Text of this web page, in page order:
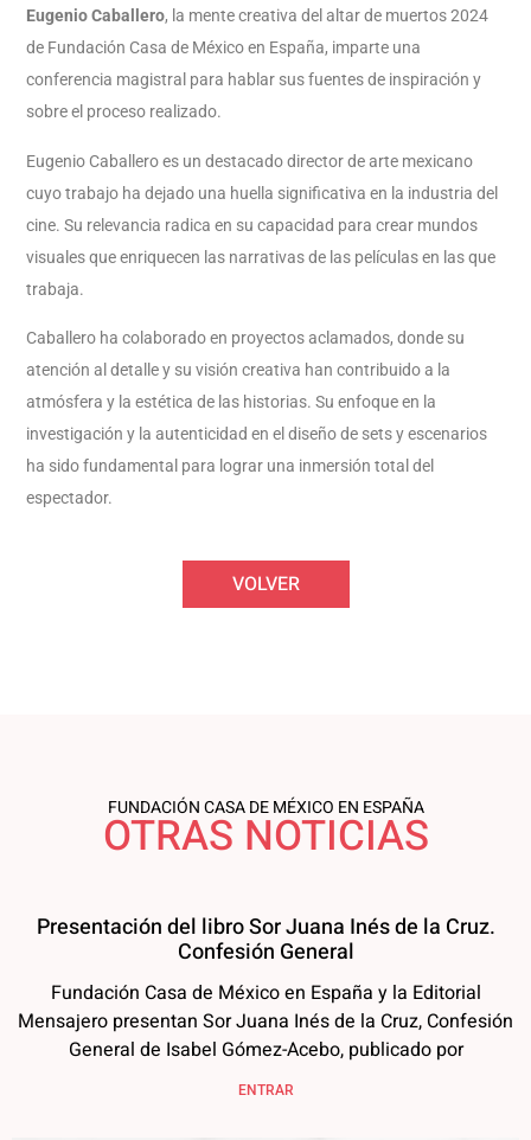
Eugenio Caballero, la mente creativa del altar de muertos 2024
de Fundación Casa de México en España, imparte una
conferencia magistral para hablar sus fuentes de inspiración y
sobre el proceso realizado.
Eugenio Caballero es un destacado director de arte mexicano
cuyo trabajo ha dejado una huella significativa en la industria del
cine. Su relevancia radica en su capacidad para crear mundos
visuales que enriquecen las narrativas de las películas en las que
trabaja.
Caballero ha colaborado en proyectos aclamados, donde su
atención al detalle y su visión creativa han contribuido a la
atmósfera y la estética de las historias. Su enfoque en la
investigación y la autenticidad en el diseño de sets y escenarios
ha sido fundamental para lograr una inmersión total del
espectador.
VOLVER
FUNDACIÓN CASA DE MÉXICO EN ESPAÑA
OTRAS NOTICIAS
Presentación del libro Sor Juana Inés de la Cruz.
Confesión General
Fundación Casa de México en España y la Editorial
Mensajero presentan Sor Juana Inés de la Cruz, Confesión
General de Isabel Gómez-Acebo, publicado por
ENTRAR